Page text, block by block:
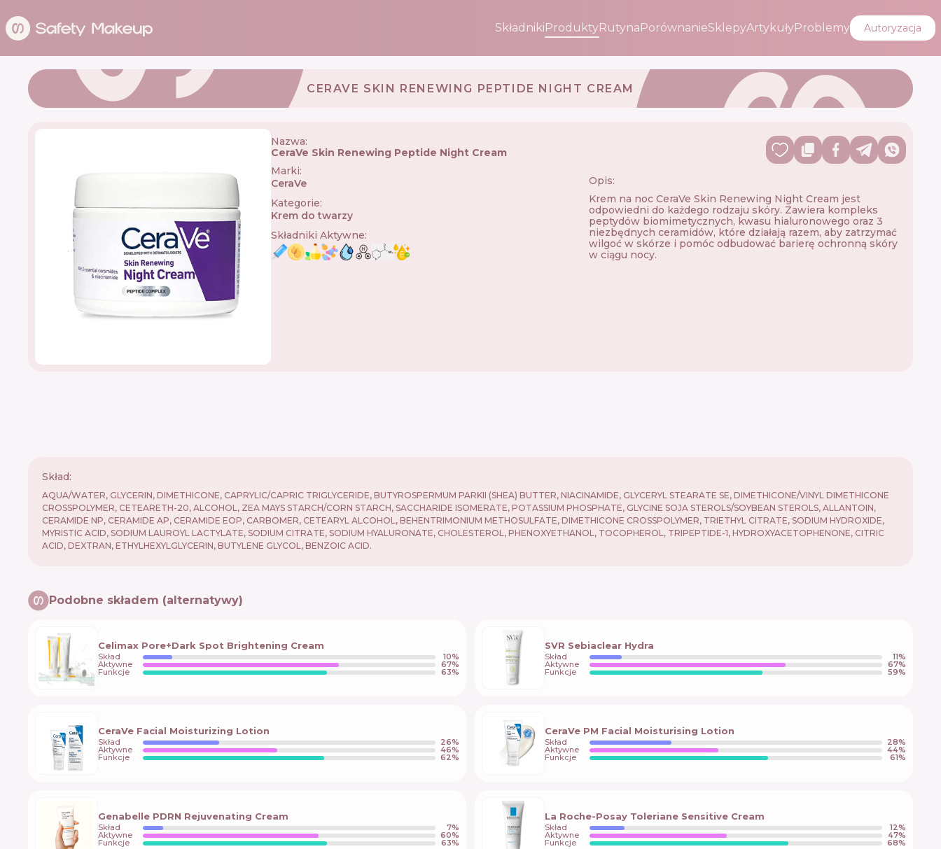
SkładnikiProduktyRutynaPorównanieSklepyArtykułyProblemy Autoryzacja
CERAVE SKIN RENEWING PEPTIDE NIGHT CREAM
Nazwa:
CeraVe Skin Renewing Peptide Night Cream
Marki:
CeraVe
Kategorie:
Krem do twarzy
Składniki Aktywne:
Opis:
Krem na noc CeraVe Skin Renewing Night Cream jest
odpowiedni do każdego rodzaju skóry. Zawiera kompleks
peptydów biomimetycznych, kwasu hialuronowego oraz 3
niezbędnych ceramidów, które działają razem, aby zatrzymać
wilgoć w skórze i pomóc odbudować barierę ochronną skóry
w ciągu nocy.
Skład:
AQUA/WATER, GLYCERIN, DIMETHICONE, CAPRYLIC/CAPRIC TRIGLYCERIDE, BUTYROSPERMUM PARKII (SHEA) BUTTER, NIACINAMIDE, GLYCERYL STEARATE SE, DIMETHICONE/VINYL DIMETHICONE
CROSSPOLYMER, CETEARETH-20, ALCOHOL, ZEA MAYS STARCH/CORN STARCH, SACCHARIDE ISOMERATE, POTASSIUM PHOSPHATE, GLYCINE SOJA STEROLS/SOYBEAN STEROLS, ALLANTOIN,
CERAMIDE NP, CERAMIDE AP, CERAMIDE EOP, CARBOMER, CETEARYL ALCOHOL, BEHENTRIMONIUM METHOSULFATE, DIMETHICONE CROSSPOLYMER, TRIETHYL CITRATE, SODIUM HYDROXIDE,
MYRISTIC ACID, SODIUM LAUROYL LACTYLATE, SODIUM CITRATE, SODIUM HYALURONATE, CHOLESTEROL, PHENOXYETHANOL, TOCOPHEROL, TRIPEPTIDE-1, HYDROXYACETOPHENONE, CITRIC
ACID, DEXTRAN, ETHYLHEXYLGLYCERIN, BUTYLENE GLYCOL, BENZOIC ACID.
Podobne składem (alternatywy)
Celimax Pore+Dark Spot Brightening Cream
Skład 10%
Aktywne 67%
Funkcje 63%
SVR Sebiaclear Hydra
Skład 11%
Aktywne 67%
Funkcje 59%
CeraVe Facial Moisturizing Lotion
Skład 26%
Aktywne 46%
Funkcje 62%
CeraVe PM Facial Moisturising Lotion
Skład 28%
Aktywne 44%
Funkcje 61%
Genabelle PDRN Rejuvenating Cream
Skład 7%
Aktywne 60%
Funkcje 63%
La Roche-Posay Toleriane Sensitive Cream
Skład 12%
Aktywne 47%
Funkcje 68%